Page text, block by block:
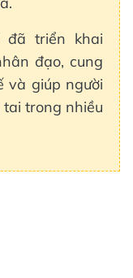
đã triển khai
đạo, cung
và giúp người
trong nhiều